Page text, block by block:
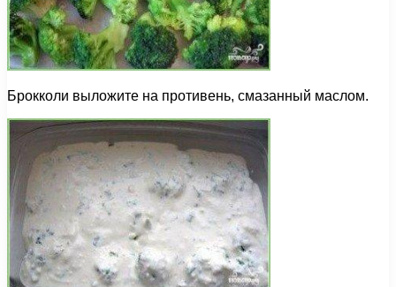
Брокколи выложите на противень, смазанный маслом.